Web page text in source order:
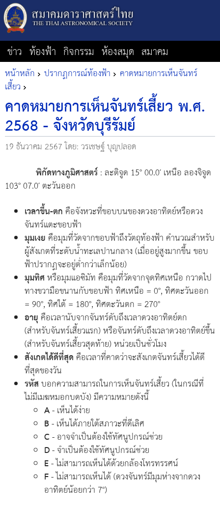
ข่าว ท้องฟ้า กิจกรรม ห้องสมุด สมาคม
หน้าหลัก ปรากฏการณ์ท้องฟ้า คาดหมายการเห็นจันทร์
เสี้ยว
คาดหมายการเห็นจันทร์เสี้ยว พ.ศ.
2568 - จังหวัดบุรีรัมย์
19 ธันวาคม 2567โดย: วรเชษฐ์ บุญปลอด
พิกัดทางภูมิศาสตร์: ละติจูด 15° 00.0′ เหนือ ลองจิจูด
103° 07.0′ ตะวันออก
เวลาขึ้น-ตกคือจังหวะที่ขอบบนของดวงอาทิตย์หรือดวง
จันทร์แตะขอบฟ้า
มุมเงยคือมุมที่วัดจากขอบฟ้าถึงวัตถุท้องฟ้า คำนวณสำหรับ
ผู้สังเกตที่ระดับน้ำทะเลปานกลาง (เมื่ออยู่สูงมากขึ้น ขอบ
ฟ้าปรากฏจะอยู่ต่ำกว่าเล็กน้อย)
มุมทิศหรือมุมแอซิมัท คือมุมที่วัดจากจุดทิศเหนือ กวาดไป
ทางขวามือขนานกับขอบฟ้า ทิศเหนือ = 0°, ทิศตะวันออก
= 90°, ทิศใต้ = 180°, ทิศตะวันตก = 270°
อายุคือเวลานับจากจันทร์ดับถึงเวลาดวงอาทิตย์ตก
(สำหรับจันทร์เสี้ยวแรก) หรือจันทร์ดับถึงเวลาดวงอาทิตย์ขึ้น
(สำหรับจันทร์เสี้ยวสุดท้าย) หน่วยเป็นชั่วโมง
สังเกตได้ดีที่สุดคือเวลาที่คาดว่าจะสังเกตจันทร์เสี้ยวได้ดี
ที่สุดของวัน
รหัสบอกความสามารถในการเห็นจันทร์เสี้ยว (ในกรณีที่
ไม่มีเมฆหมอกบดบัง) มีความหมายดังนี้
A- เห็นได้ง่าย
B- เห็นได้ภายใต้สภาวะที่ดีเลิศ
C- อาจจำเป็นต้องใช้ทัศนูปกรณ์ช่วย
D- จำเป็นต้องใช้ทัศนูปกรณ์ช่วย
E- ไม่สามารถเห็นได้ด้วยกล้องโทรทรรศน์
F- ไม่สามารถเห็นได้ (ดวงจันทร์มีมุมห่างจากดวง
อาทิตย์น้อยกว่า 7°)